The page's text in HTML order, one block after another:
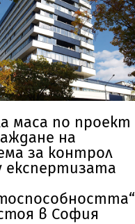
маса по проект
на
за контрол
експертизата
в София